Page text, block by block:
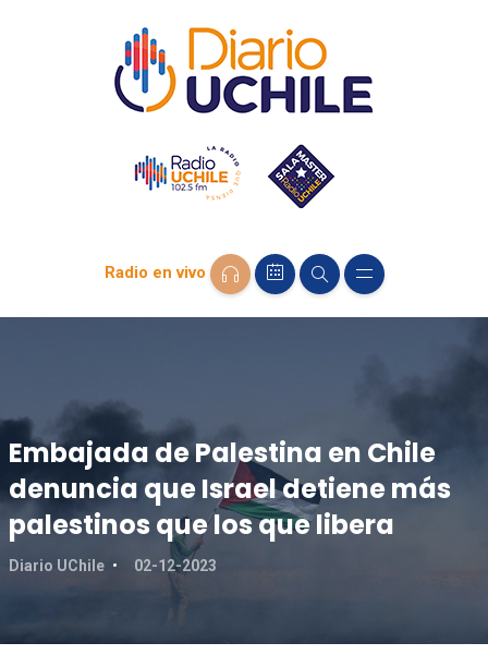
Radio en vivo
Embajada de Palestina en Chile
denuncia que Israel detiene más
palestinos que los que libera
Diario UChile 02-12-2023